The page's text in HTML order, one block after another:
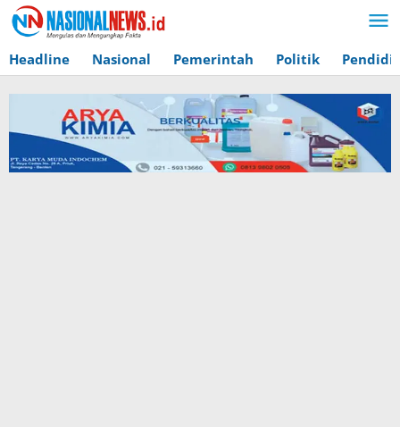
Lewati
ke
konten
Headline Nasional Pemerintah Politik